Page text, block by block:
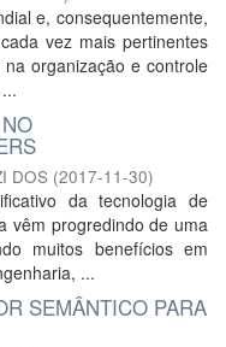
e, consequentemente,
vez mais pertinentes
organização e controle
DOS (2017-11-30)
da tecnologia de
vêm progredindo de uma
muitos benefícios em
...
SEMÂNTICO PARA